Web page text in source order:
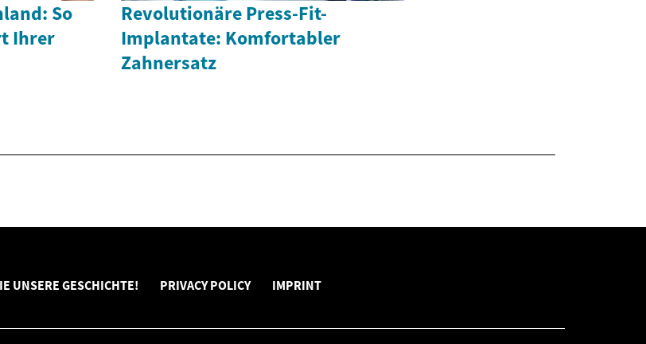
So
Ihrer
Revolutionäre Press-Fit-
Implantate: Komfortabler
Zahnersatz
UNSERE GESCHICHTE! PRIVACY POLICY IMPRINT